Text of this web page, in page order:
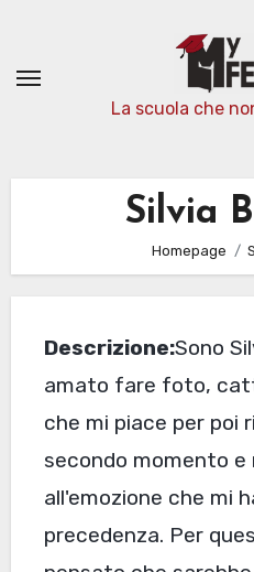
contenuto
La scuola che
Silvia
Homepage
Descrizione:Sono
amato fare foto,
che mi piace per poi
secondo momento e
all'emozione che mi
precedenza. Per